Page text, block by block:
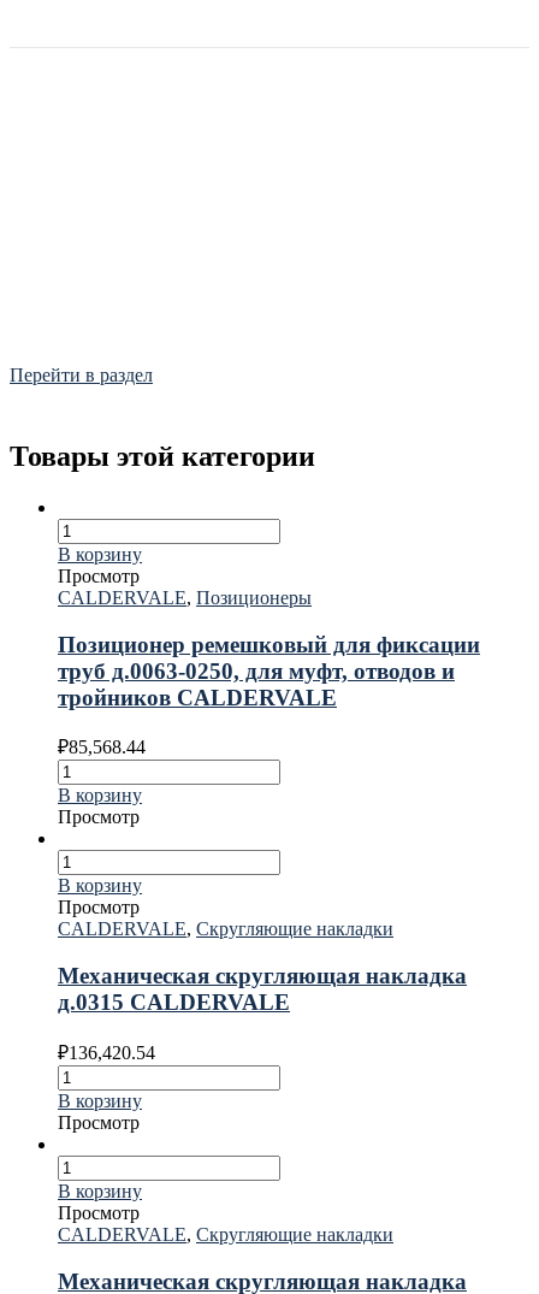
Перейти в раздел
Товары этой категории
В корзину
Просмотр
CALDERVALE, Позиционеры
Позиционер ремешковый для фиксации
труб д.0063-0250, для муфт, отводов и
тройников CALDERVALE
₽85,568.44
В корзину
Просмотр
В корзину
Просмотр
CALDERVALE, Скругляющие накладки
Механическая скругляющая накладка
д.0315 CALDERVALE
₽136,420.54
В корзину
Просмотр
В корзину
Просмотр
CALDERVALE, Скругляющие накладки
Механическая скругляющая накладка